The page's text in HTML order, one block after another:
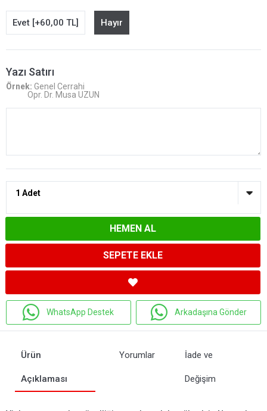
Evet [+60,00 TL] Hayır
Yazı Satırı
Örnek: Genel Cerrahi
Opr. Dr. Musa UZUN
HEMEN AL
SEPETE EKLE
WhatsApp Destek Arkadaşına Gönder
Ürün
Açıklaması
Yorumlar İade ve
Değişim